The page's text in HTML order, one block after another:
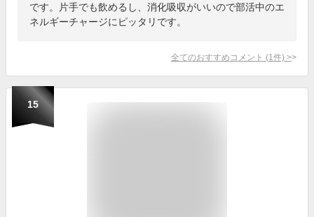
です。片手でも飲めるし、消化吸収がいいので部活中のエ
ネルギーチャージにピッタリです。
全てのおすすめコメント (1 件) >
15